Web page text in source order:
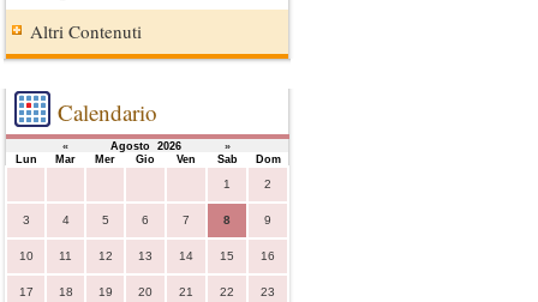
Altri Contenuti
Calendario
« Agosto 2026
»
Lun
Mar Mer Gio Ven Sab
Dom
1
2
3 4 5 6 7 8 9
10 11 12 13 14 15 16
17 18 19 20 21 22 23